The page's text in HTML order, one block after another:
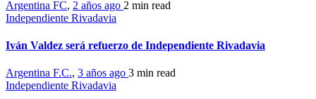
Argentina FC, 2 años ago 2 min read
Independiente Rivadavia
Iván Valdez será refuerzo de Independiente Rivadavia
Argentina F.C., 3 años ago 3 min read
Independiente Rivadavia